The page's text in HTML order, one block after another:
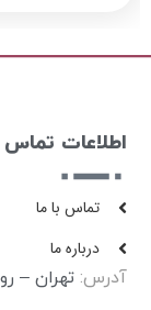
اطلاعات تماس
تماس با ما
درباره ما
آدرس: تهران –